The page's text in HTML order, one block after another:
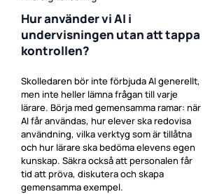
Hur använder vi AI i
undervisningen utan att tappa
kontrollen?
Skolledaren bör inte förbjuda AI generellt,
men inte heller lämna frågan till varje
lärare. Börja med gemensamma ramar: när
AI får användas, hur elever ska redovisa
användning, vilka verktyg som är tillåtna
och hur lärare ska bedöma elevens egen
kunskap. Säkra också att personalen får
tid att pröva, diskutera och skapa
gemensamma exempel.